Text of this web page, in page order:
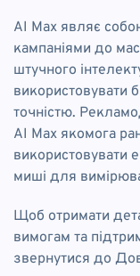
AI Max являє
кампаніями до
штучного
використовувати
точністю.
AI Max якомога
використовувати
миші для
Щоб отримати
вимогам та
звернутися до